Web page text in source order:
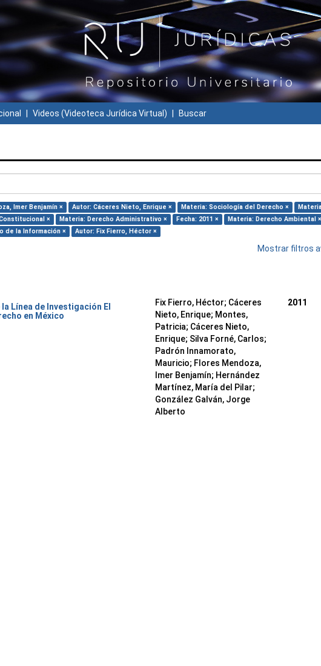
Videos (Videoteca Jurídica Virtual) Buscar
Imer Benjamín × Autor: Cáceres Nieto, Enrique × Materia: Sociología del Derecho ×
× Materia: Derecho Administrativo × Fecha: 2011 ×
Materia: Derecho Ambiental ×
de la Información × Autor: Fix Fierro, Héctor ×
Mostrar filtros
Línea de Investigación El
en México
Fix Fierro, Héctor; Cáceres
Nieto, Enrique; Montes,
Patricia; Cáceres Nieto,
Enrique; Silva Forné, Carlos;
Padrón Innamorato,
Mauricio; Flores Mendoza,
Imer Benjamín; Hernández
Martínez, María del Pilar;
González Galván, Jorge
Alberto
2011